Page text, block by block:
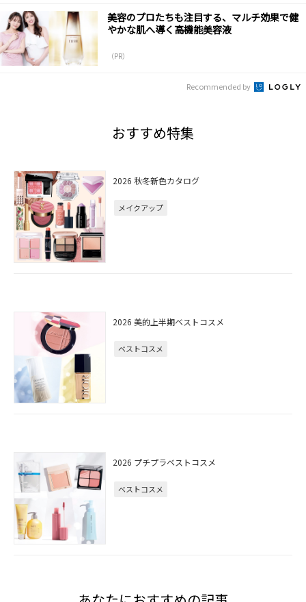
美容のプロたちも注目する、マルチ効果で健
やかな肌へ導く高機能美容液
（PR）
Recommended by
おすすめ特集
2026 秋冬新色カタログ
メイクアップ
2026 美的上半期ベストコスメ
ベストコスメ
2026 プチプラベストコスメ
ベストコスメ